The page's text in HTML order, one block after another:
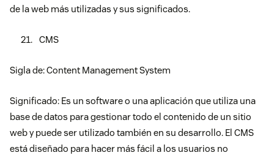
de la web más utilizadas y sus significados.
CMS
Sigla de: Content Management System
Significado: Es un software o una aplicación que utiliza una
base de datos para gestionar todo el contenido de un sitio
web y puede ser utilizado también en su desarrollo. El CMS
está diseñado para hacer más fácil a los usuarios no